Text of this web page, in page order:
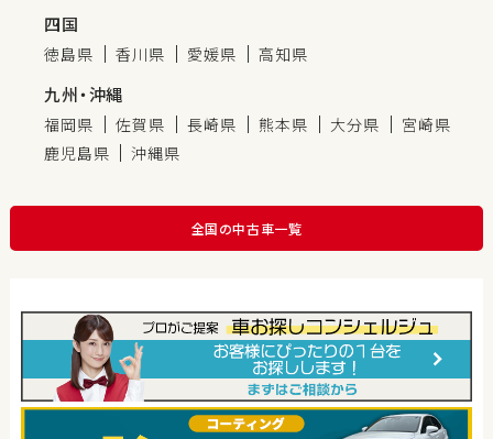
四国
徳島県 香川県 愛媛県 高知県
九州・沖縄
福岡県 佐賀県 長崎県 熊本県 大分県
宮崎県
鹿児島県
沖縄県
全国の中古車一覧